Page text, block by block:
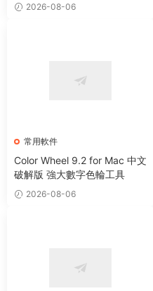
2026-08-06
常用軟件
Color Wheel 9.2 for Mac 中文
破解版 強大數字色輪工具
2026-08-06